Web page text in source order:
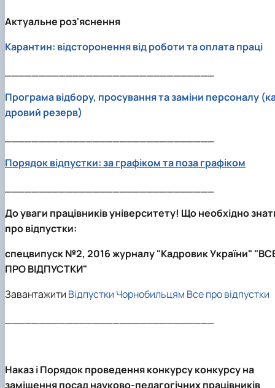
Актуальне роз'яснення
Карантин: відсторонення від роботи та оплата праці
Програма відбору, просування та заміни персоналу
дровий резерв)
Порядок відпустки: за графіком та поза графіком
До уваги працівників університету! Що необхідно
про відпустки:
спецвипуск №2, 2016 журналу "Кадровик України"
ПРО ВІДПУСТКИ"
Завантажити Відпустки Чорнобильцям Все про відпустки
Наказ і Порядок проведення конкурсу конкурсу на
заміщення посад науково-педагогічних працівників